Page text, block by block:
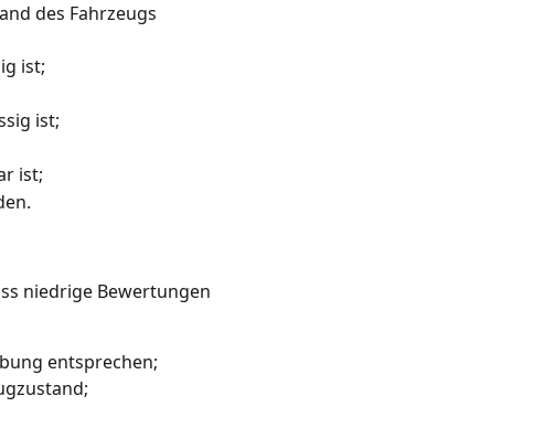
des Fahrzeugs
ist;
ist;
ist;
niedrige Bewertungen
entsprechen;